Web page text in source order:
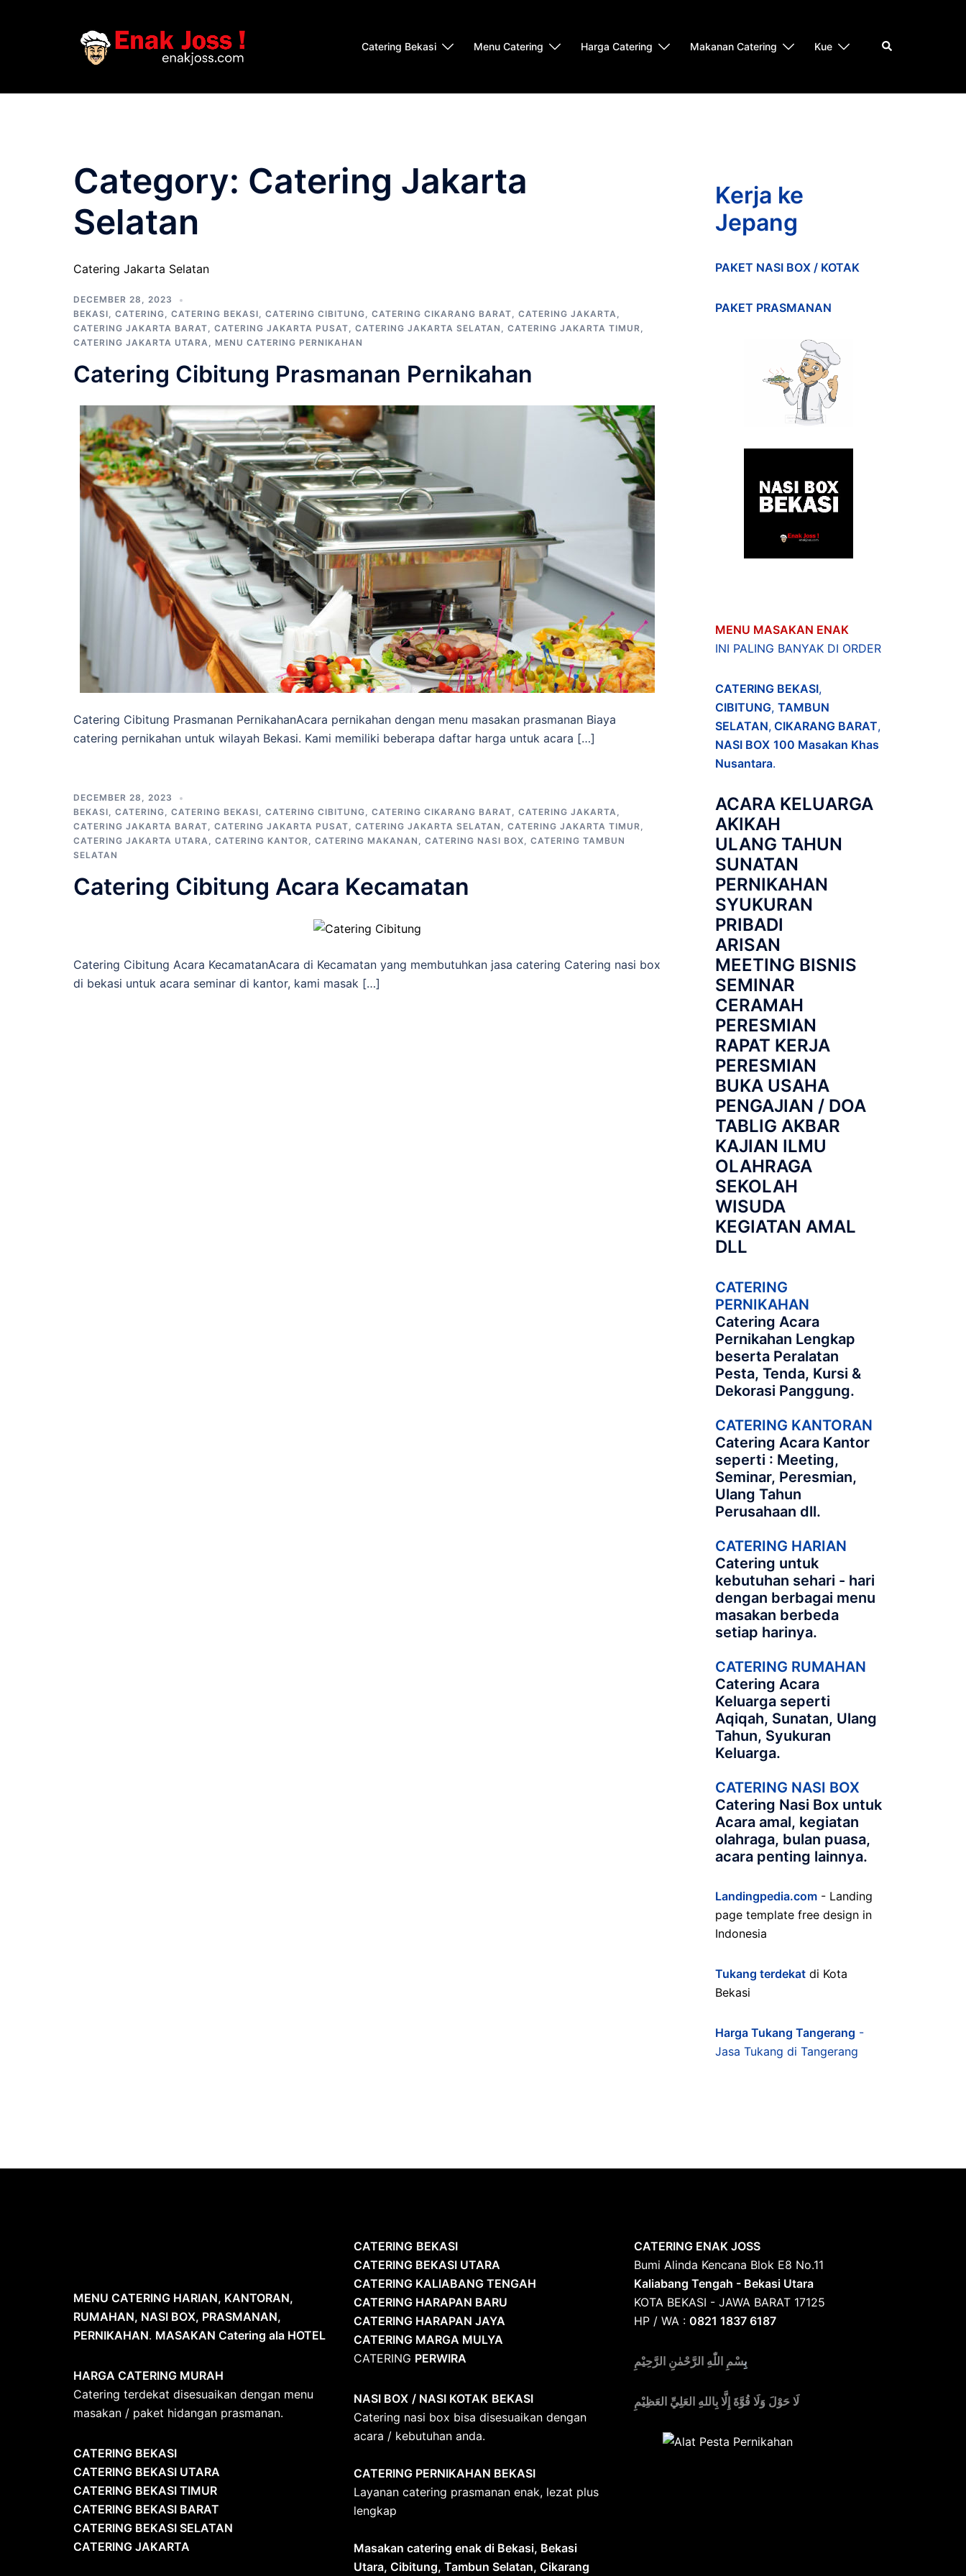
Catering Bekasi Menu Catering Harga Catering Makanan Catering Kue Search
Category: Catering Jakarta
Selatan
Catering Jakarta Selatan
DECEMBER 28, 2023
BEKASI
CATERING CATERING BEKASI CATERING CIBITUNG CATERING CIKARANG BARAT CATERING JAKARTA
CATERING JAKARTA BARAT
CATERING JAKARTA PUSAT CATERING JAKARTA SELATAN CATERING JAKARTA TIMUR
CATERING JAKARTA UTARA
MENU CATERING PERNIKAHAN
Catering Cibitung Prasmanan Pernikahan
Catering Cibitung Prasmanan PernikahanAcara pernikahan dengan menu masakan prasmanan Biaya
catering pernikahan untuk wilayah Bekasi. Kami memiliki beberapa daftar harga untuk acara […]
DECEMBER 28, 2023
BEKASI
CATERING CATERING BEKASI CATERING CIBITUNG CATERING CIKARANG BARAT CATERING JAKARTA
CATERING JAKARTA BARAT
CATERING JAKARTA PUSAT CATERING JAKARTA SELATAN CATERING JAKARTA TIMUR
CATERING JAKARTA UTARA
CATERING KANTOR CATERING MAKANAN CATERING NASI BOX
CATERING TAMBUN
SELATAN
Catering Cibitung Acara Kecamatan
Catering Cibitung Acara KecamatanAcara di Kecamatan yang membutuhkan jasa catering Catering nasi box
di bekasi untuk acara seminar di kantor, kami masak […]
Kerja ke
Jepang
PAKET NASI BOX / KOTAK
PAKET PRASMANAN
MENU MASAKAN ENAK
INI PALING BANYAK DI ORDER
CATERING BEKASI,
CIBITUNG, TAMBUN
SELATAN,CIKARANG BARAT,
NASI BOX 100 Masakan Khas
Nusantara.
ACARA KELUARGA
AKIKAH
ULANG TAHUN
SUNATAN
PERNIKAHAN
SYUKURAN
PRIBADI
ARISAN
MEETING BISNIS
SEMINAR
CERAMAH
PERESMIAN
RAPAT KERJA
PERESMIAN
BUKA USAHA
PENGAJIAN / DOA
TABLIG AKBAR
KAJIAN ILMU
OLAHRAGA
SEKOLAH
WISUDA
KEGIATAN AMAL
DLL
CATERING
PERNIKAHAN
Catering Acara
Pernikahan Lengkap
beserta Peralatan
Pesta, Tenda, Kursi &
Dekorasi Panggung.
CATERING KANTORAN
Catering Acara Kantor
seperti : Meeting,
Seminar, Peresmian,
Ulang Tahun
Perusahaan dll.
CATERING HARIAN
Catering untuk
kebutuhan sehari - hari
dengan berbagai menu
masakan berbeda
setiap harinya.
CATERING RUMAHAN
Catering Acara
Keluarga seperti
Aqiqah, Sunatan, Ulang
Tahun, Syukuran
Keluarga.
CATERING NASI BOX
Catering Nasi Box untuk
Acara amal, kegiatan
olahraga, bulan puasa,
acara penting lainnya.
Landingpedia.com - Landing
page template free design in
Indonesia
Tukang terdekatdi Kota
Bekasi
Harga Tukang Tangerang -
Jasa Tukang di Tangerang
MENU CATERING HARIAN, KANTORAN,
RUMAHAN, NASI BOX, PRASMANAN,
PERNIKAHAN. MASAKAN Catering ala HOTEL
HARGA CATERING MURAH
Catering terdekat disesuaikan dengan menu
masakan / paket hidangan prasmanan.
CATERING BEKASI
CATERING BEKASI UTARA
CATERING BEKASI TIMUR
CATERING BEKASI BARAT
CATERING BEKASI SELATAN
CATERING JAKARTA
CATERING BEKASI
CATERING BEKASI UTARA
CATERING KALIABANG TENGAH
CATERING HARAPAN BARU
CATERING HARAPAN JAYA
CATERING MARGA MULYA
CATERING PERWIRA
NASI BOX / NASI KOTAK BEKASI
Catering nasi box bisa disesuaikan dengan
acara / kebutuhan anda.
CATERING PERNIKAHAN BEKASI
Layanan catering prasmanan enak, lezat plus
lengkap
Masakan catering enak di Bekasi, Bekasi
Utara, Cibitung, Tambun Selatan, Cikarang
CATERING ENAK JOSS
Bumi Alinda Kencana Blok E8 No.11
Kaliabang Tengah - Bekasi Utara
KOTA BEKASI - JAWA BARAT 17125
HP / WA : 0821 1837 6187
بِسْمِ اللّٰهِ الرَّحْمٰنِ الرَّحِيْمِ
لَا حَوْلَ وَلَا قُوَّةَ إِلَّا بِاللهِ العَلِيِّ العَظِيْمِ